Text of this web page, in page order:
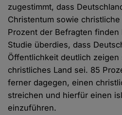
zugestimmt, dass
Christentum sowie
Prozent der Befragten finden
Studie überdies, dass
Öffentlichkeit deutlich zeigen
christliches Land sei. 85
ferner dagegen, einen
streichen und hierfür einen
einzuführen.